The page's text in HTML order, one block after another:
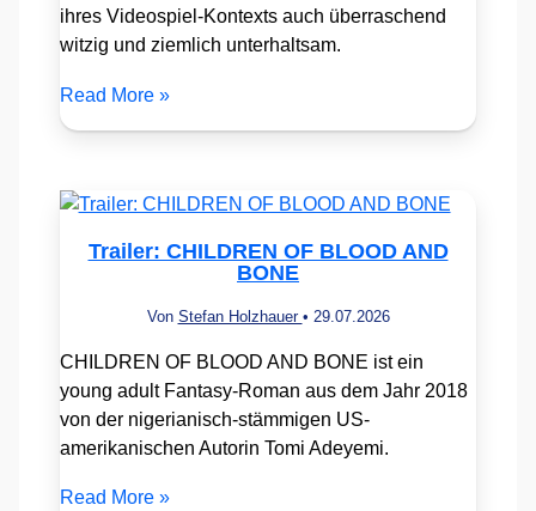
ihres Videospiel-Kontexts auch überraschend
witzig und ziemlich unterhaltsam.
Read More »
Trailer: CHILDREN OF BLOOD AND
BONE
Von Stefan Holzhauer • 29.07.2026
CHILDREN OF BLOOD AND BONE ist ein
young adult Fantasy-Roman aus dem Jahr 2018
von der nigerianisch-stämmigen US-
amerikanischen Autorin Tomi Adeyemi.
Read More »